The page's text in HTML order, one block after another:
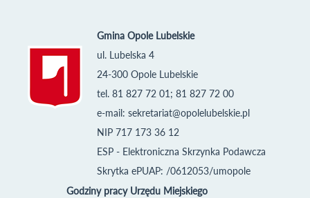
Gmina Opole Lubelskie
ul. Lubelska 4
24-300 Opole Lubelskie
tel. 81 827 72 01; 81 827 72 00
e-mail: sekretariat@opolelubelskie.pl
NIP 717 173 36 12
ESP - Elektroniczna Skrzynka Podawcza
Skrytka ePUAP: /0612053/umopole
Godziny pracy Urzędu Miejskiego